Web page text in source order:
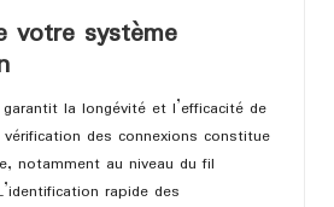
votre système
la longévité et l’efficacité de
des connexions constitue
notamment au niveau du fil
rapide des